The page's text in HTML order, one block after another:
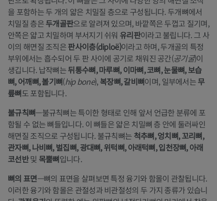
을 포함하는 두 개의 얇은 치밀질 층으로 구성됩니다. 두개뼈에서
치밀질 층은두개골판으로 알려져 있으며, 바깥쪽은 두껍고 질기며,
안쪽은 얇고 치밀하며 부서지기 쉬워 유리판이라고 불립니다. 그 사
이의 해면질 조직은판사이층(diploë)이라고 하며, 두개골의 특정
부위에서는 흡수되어 두 판 사이에 공기로 채워진 공간(공기굴)이
생깁니다. 납작뼈는뒤통수뼈, 마루뼈, 이마뼈, 코뼈, 눈물뼈, 보습
뼈, 어깨뼈, 볼기뼈(hip bone),복장뼈, 갈비뼈이며, 일부에서는무
릎뼈도 포함됩니다.
불규칙뼈—불규칙뼈는 특이한 형태로 인해 앞서 언급한 분류에 포
함될 수 없는 뼈들입니다. 이 뼈들은 얇은 치밀뼈 층 안에 둘러싸인
해면질 조직으로 구성됩니다. 불규칙뼈는 척추뼈, 엉치뼈, 꼬리뼈,
관자뼈, 나비뼈, 벌집뼈, 광대뼈, 위턱뼈, 아래턱뼈, 입천장뼈, 아래
코선반및 목뿔뼈입니다.
뼈의 표면—뼈의 표면을 살펴보면 특정 융기와 함몰이 관찰됩니다.
이러한 융기와 함몰은 관절성과 비관절성의 두 가지 종류가 있습니